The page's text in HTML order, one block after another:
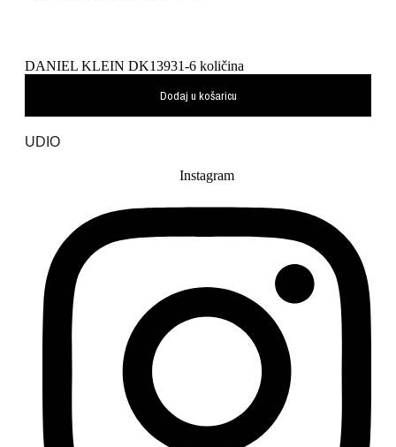
DANIEL KLEIN DK13931-6 količina
Dodaj u košaricu
UDIO
Instagram